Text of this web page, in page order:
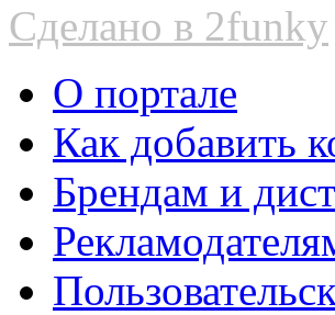
Сделано в 2funky
О портале
Как добавить
Брендам и